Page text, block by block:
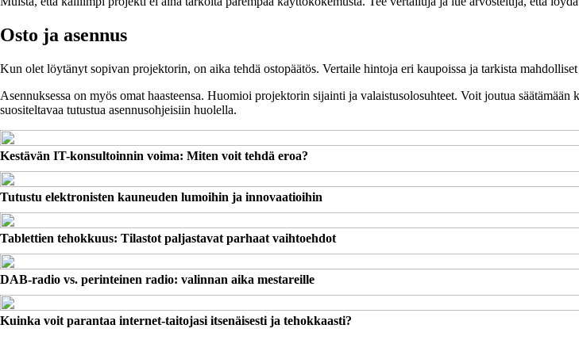
Osto ja asennus
Kun olet löytänyt sopivan projektorin, on aika tehdä ostopäätös. Vertaile hintoja eri kaupoissa ja tarkista
Asennuksessa on myös omat haasteensa. Huomioi projektorin sijainti ja valaistusolosuhteet. Voit joutua
suositeltavaa tutustua asennusohjeisiin huolella.
Kestävän IT-konsultoinnin voima: Miten voit tehdä eroa?
Tutustu elektronisten kauneuden lumoihin ja innovaatioihin
Tablettien tehokkuus: Tilastot paljastavat parhaat vaihtoehdot
DAB-radio vs. perinteinen radio: valinnan aika mestareille
Kuinka voit parantaa internet-taitojasi itsenäisesti ja tehokkaasti?